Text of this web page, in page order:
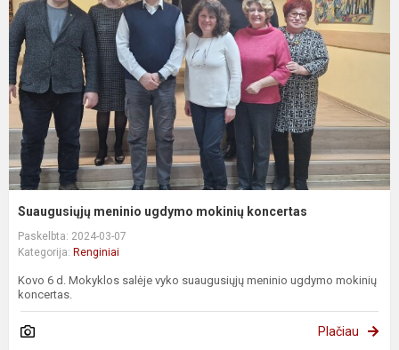
Suaugusiųjų meninio ugdymo mokinių koncertas
Paskelbta: 2024-03-07
Kategorija: Renginiai
Kovo 6 d. Mokyklos salėje vyko suaugusiųjų meninio ugdymo mokinių
koncertas.
Plačiau